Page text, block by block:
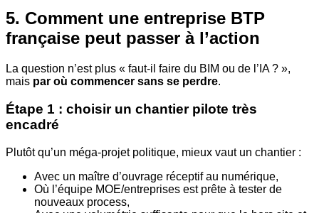
5. Comment une entreprise BTP
française peut passer à l’action
La question n’est plus « faut-il faire du BIM ou de l’IA ? »,
mais par où commencer sans se perdre.
Étape 1 : choisir un chantier pilote très
encadré
Plutôt qu’un méga-projet politique, mieux vaut un chantier :
Avec un maître d’ouvrage réceptif au numérique,
Où l’équipe MOE/entreprises est prête à tester de
nouveaux process,